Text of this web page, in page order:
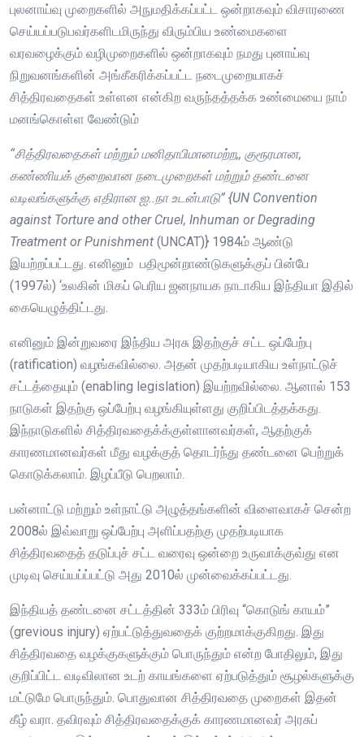
புலனாய்வு முறைகளில் அநுமதிக்கப்பட்ட ஒன்றாகவும் விசாரணை
செய்யப்படுபவர்களிடமிருந்து விரும்பிய உண்மைகளை
வரவழைக்கும் வழிமுறைகளில் ஒன்றாகவும் நமது புனாய்வு
நிறுவனங்களின் அங்கீகரிக்கப்பட்ட நடைமுறையாகச்
சித்திரவதைகள் உள்ளன என்கிற வருந்தத்தக்க உண்மையை நாம்
மனங்கொள்ள வேண்டும்
“சித்திரவதைகள் மற்றும் மனிதாபிமானமற்ற,, குரூரமான,
கண்ணியக் குறைவான நடைமுறைகள் மற்றும் தண்டனை
வடிவங்களுக்கு எதிரான ஐ.. நா உடன்பாடு” {UN Convention
against Torture and other Cruel, Inhuman or Degrading
Treatment or Punishment (UNCAT)} 1984ம் ஆண்டு
இயற்றப்பட்டது. எனினும் பதிமூன்றாண்டுகளுக்குப் பின்பே
(1997ல்) ‘உலகின் மிகப் பெரிய ஜனநாயக நாடாகிய இந்தியா இதில்
கையெழுத்திட்டது.
எனினும் இன்றுவரை இந்திய அரசு இதற்குச் சட்ட ஒப்பேற்பு
(ratification) வழங்கவில்லை. அதன் முதற்படியாகிய உள்நாட்டுச்
சட்டத்தையும் (enabling legislation) இயற்றவில்லை. ஆனால் 153
நாடுகள் இதற்கு ஒப்பேற்பு வழங்கியுள்ளது குறிப்பிடத்தக்கது.
இந்நாடுகளில் சித்திரவதைக்க்குள்ளானவர்கள், ஆதற்குக்
காரணமானவர்கள் மீது வழக்குத் தொடர்ந்து தண்டனை பெற்றுக்
கொடுக்கலாம். இழப்பீடு பெறலாம்.
பன்னாட்டு மற்றும் உள்நாட்டு அழுத்தங்களின் விளைவாகச் சென்ற
2008ல் இவ்வாறு ஒப்பேற்பு அளிப்பதற்கு முதற்படியாக
சித்திரவதைத் தடுப்புச் சட்ட வரைவு ஒன்றை உருவாக்குவ்து என
முடிவு செய்யப்ப்பட்டு அது 2010ல் முன்வைக்கப்பட்டது.
இந்தியத் தண்டனை சட்டத்தின் 333ம் பிரிவு “கொடுங் காயம்”
(grevious injury) ஏற்பட்டுத்துவதைக் குற்றமாக்குகிறது. இது
சித்திரவதை வழக்குகளுக்கும் பொருந்தும் என்ற போதிலும், இது
குறிப்பிட்ட வடிவிலான உடற் காயங்களை ஏற்படுத்தும் சூழல்களுக்கு
மட்டுமே பொருந்தும். பொதுவான சித்திரவதை முறைகள் இதன்
கீழ் வரா. தவிரவும் சித்திரவதைக்குக் காரணமானவர் அரசுப்